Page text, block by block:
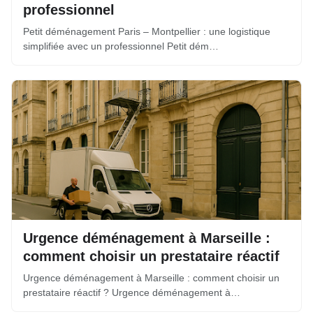
professionnel
Petit déménagement Paris – Montpellier : une logistique
simplifiée avec un professionnel Petit dém…
Urgence déménagement à Marseille :
comment choisir un prestataire réactif
Urgence déménagement à Marseille : comment choisir un
prestataire réactif ? Urgence déménagement à…